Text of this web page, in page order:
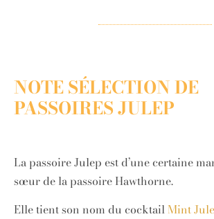
NOTE SÉLECTION DE
PASSOIRES JULEP
La passoire Julep est d’une certaine
sœur de la passoire Hawthorne.
Elle tient son nom du cocktailMint